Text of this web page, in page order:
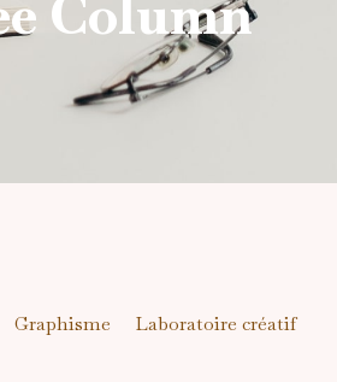
Column
Graphisme Laboratoire créatif